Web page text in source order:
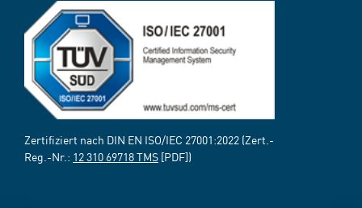
Zertifiziert nach DIN EN ISO/IEC 27001:2022 (Zert.-
Reg.-Nr.: 12 310 69718 TMS [PDF])